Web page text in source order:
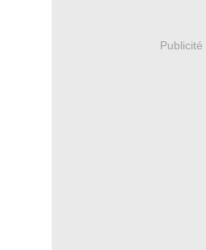
Publicité